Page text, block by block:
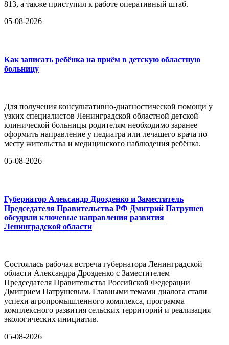
813, а также приступил к работе оперативный штаб.
05-08-2026
Как записать ребёнка на приём в детскую областную
больницу
Для получения консультативно-диагностической помощи у
узких специалистов Ленинградской областной детской
клинической больницы родителям необходимо заранее
оформить направление у педиатра или лечащего врача по
месту жительства и медицинского наблюдения ребёнка.
05-08-2026
Губернатор Александр Дрозденко и Заместитель
Председателя Правительства РФ Дмитрий Патрушев
обсудили ключевые направления развития
Ленинградской области
Состоялась рабочая встреча губернатора Ленинградской
области Александра Дрозденко с Заместителем
Председателя Правительства Российской Федерации
Дмитрием Патрушевым. Главными темами диалога стали
успехи агропромышленного комплекса, программа
комплексного развития сельских территорий и реализация
экологических инициатив.
05-08-2026